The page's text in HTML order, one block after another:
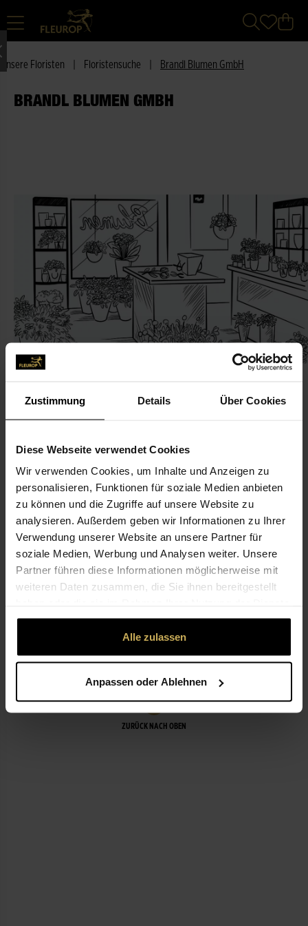
Zustimmung Details Über Cookies
Diese Webseite verwendet Cookies
Wir verwenden Cookies, um Inhalte und Anzeigen zu
personalisieren, Funktionen für soziale Medien anbieten
zu können und die Zugriffe auf unsere Website zu
analysieren. Außerdem geben wir Informationen zu Ihrer
Verwendung unserer Website an unsere Partner für
soziale Medien, Werbung und Analysen weiter. Unsere
Partner führen diese Informationen möglicherweise mit
weiteren Daten zusammen, die Sie ihnen bereitgestellt
gesammelt haben.
Alle zulassen
Anpassen oder Ablehnen
Unsere Floristen Floristensuche Brandl Blumen GmbH
BRANDL BLUMEN GMBH
KONTAKT
Brandl Blumen GmbH
Brandl Blumen GmbH
Ungererstr. 141
80805 München
089-36 70 37
info@brandl-blumen.de
LEISTUNGEN
ZURÜCK NACH OBEN